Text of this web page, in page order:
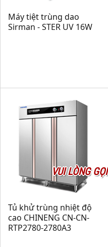
Máy tiệt trùng dao
Sirman - STER UV 16W
VUI LÒNG GỌI
Tủ khử trùng nhiệt độ
cao CHINENG CN-CN-
RTP2780-2780A3